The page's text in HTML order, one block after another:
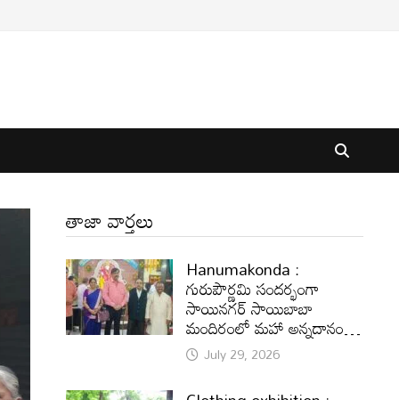
తాజా వార్తలు
Hanumakonda :
గురుపౌర్ణమి సందర్భంగా
సాయినగర్‌ సాయిబాబా
మందిరంలో మహా అన్నదానం…
July 29, 2026